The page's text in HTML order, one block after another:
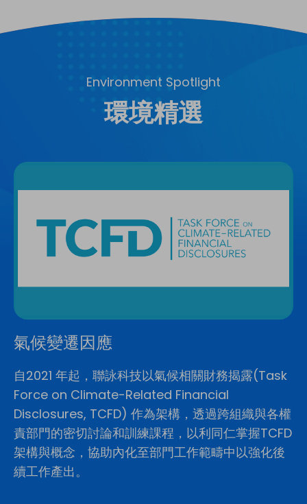
Environment Spotlight
環境精選
氣候變遷因應
自2021 年起，聯詠科技以氣候相關財務揭露(Task
Force on Climate-Related Financial
Disclosures, TCFD) 作為架構，透過跨組織與各權
責部門的密切討論和訓練課程，以利同仁掌握TCFD
架構與概念，協助內化至部門工作範疇中以強化後
續工作產出。